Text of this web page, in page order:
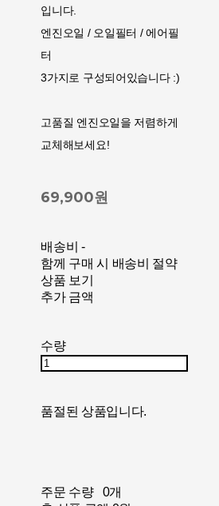
입니다.
엔진오일 / 오일필터 / 에어필
터
3가지로 구성되어있습니다 :)
고품질 엔진오일을 저렴하게
교체해보세요!
69,900원
배송비 -
함께 구매 시 배송비 절약
상품 보기
추가 금액
수량
품절된 상품입니다.
주문 수량
0개